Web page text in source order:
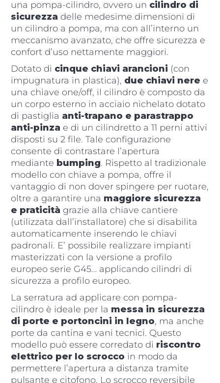
una pompa-cilindro, ovvero un cilindro di
sicurezza delle medesime dimensioni di
un cilindro a pompa, ma con all’interno un
meccanismo avanzato, che offre sicurezza e
confort d’uso nettamente maggiori.
Dotato di cinque chiavi arancioni (con
impugnatura in plastica), due chiavi nere e
una chiave one/off, il cilindro è composto da
un corpo esterno in acciaio nichelato dotato
di pastiglia anti-trapano e parastrappo
anti-pinza e di un cilindretto a 11 perni attivi
disposti su 2 file. Tale configurazione
consente di contrastare l’apertura
mediante bumping. Rispetto al tradizionale
modello con chiave a pompa, offre il
vantaggio di non dover spingere per ruotare,
oltre a garantire una maggiore sicurezza
e praticità grazie alla chiave cantiere
(utilizzata dall’installatore) che si disabilita
automaticamente inserendo le chiavi
padronali. E’ possibile realizzare impianti
masterizzati con la versione a profilo
europeo serie G45… applicando cilindri di
sicurezza a profilo europeo.
La serratura ad applicare con pompa-
cilindro è ideale per la messa in sicurezza
di porte e portoncini in legno, ma anche
porte da cantina e vani tecnici. Questo
modello può essere corredato di riscontro
elettrico per lo scrocco in modo da
permettere l’apertura a distanza tramite
pulsante e citofono. Lo scrocco reversibile